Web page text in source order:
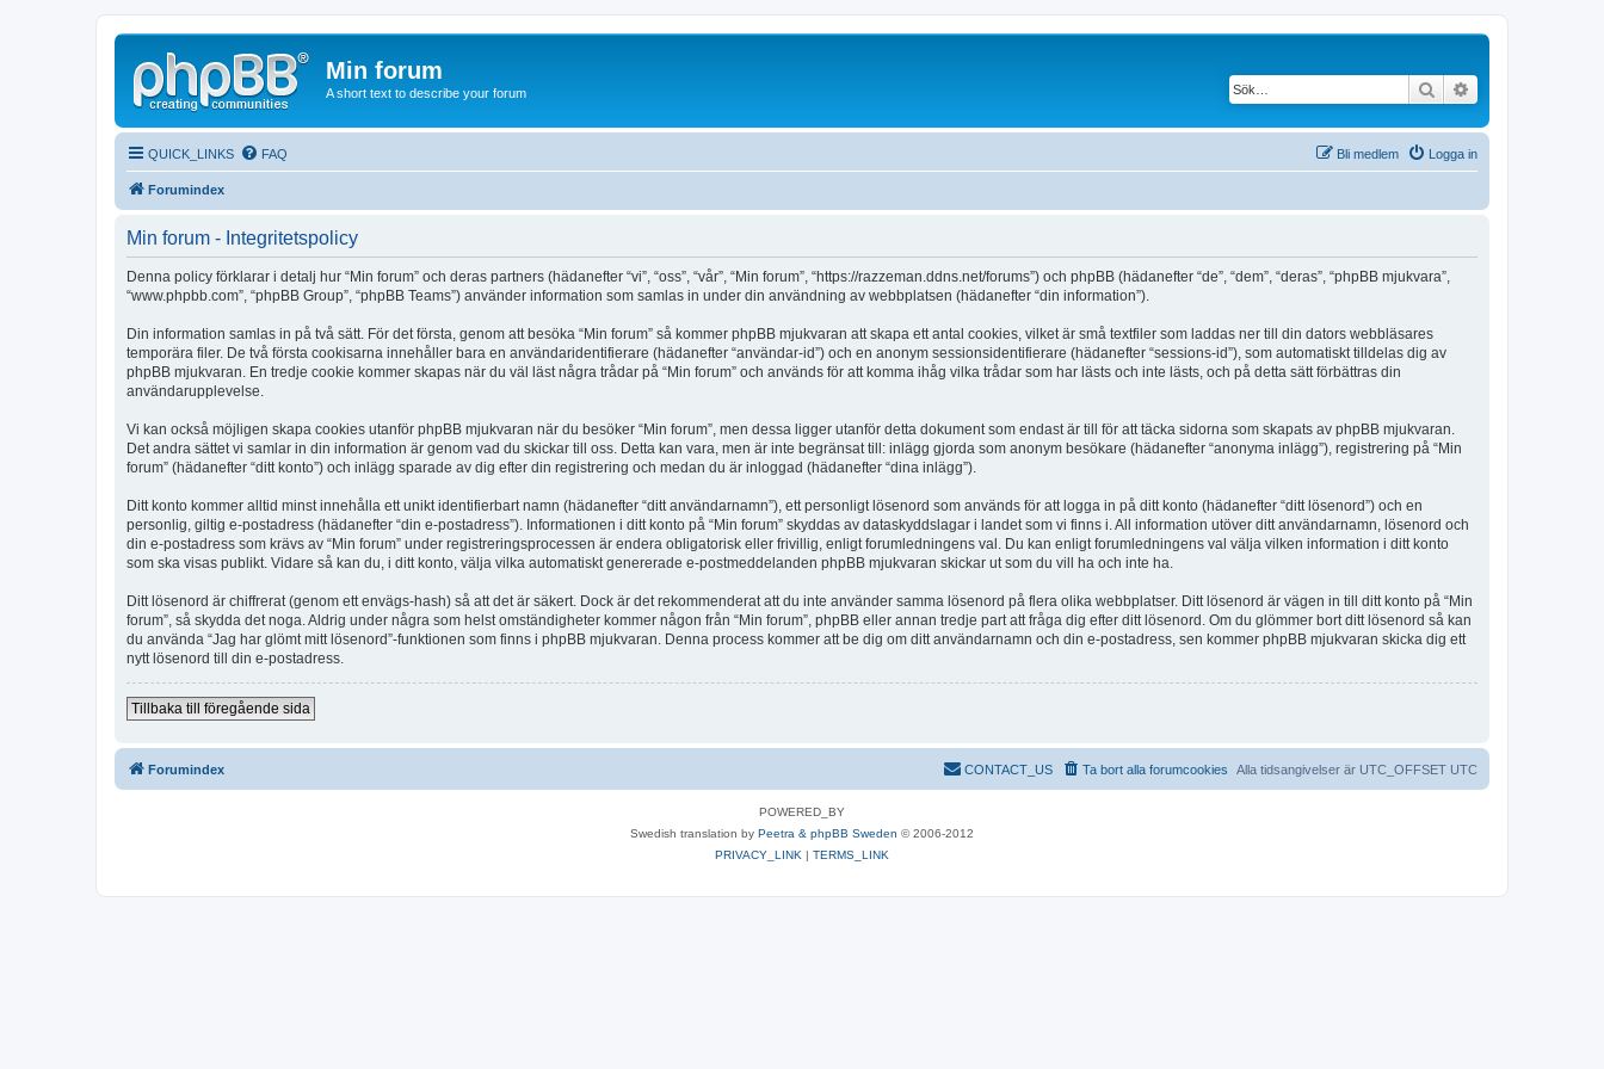
Min forum
A short text to describe your forum Sök
QUICK_LINKS FAQ Logga in
Bli medlem
Forumindex
Min forum - Integritetspolicy
Denna policy förklarar i detalj hur “Min forum” och deras partners (hädanefter “vi”, “oss”, “vår”, “Min forum”, “https://razzeman.ddns.net/forums”) och phpBB (hädanefter “de”, “dem”, “deras”, “phpBB mjukvara”,
“www.phpbb.com”, “phpBB Group”, “phpBB Teams”) använder information som samlas in under din användning av webbplatsen (hädanefter “din information”).
Din information samlas in på två sätt. För det första, genom att besöka “Min forum” så kommer phpBB mjukvaran att skapa ett antal cookies, vilket är små textfiler som laddas ner till din dators webbläsares
temporära filer. De två första cookisarna innehåller bara en användaridentifierare (hädanefter “användar-id”) och en anonym sessionsidentifierare (hädanefter “sessions-id”), som automatiskt tilldelas dig av
phpBB mjukvaran. En tredje cookie kommer skapas när du väl läst några trådar på “Min forum” och används för att komma ihåg vilka trådar som har lästs och inte lästs, och på detta sätt förbättras din
användarupplevelse.
Vi kan också möjligen skapa cookies utanför phpBB mjukvaran när du besöker “Min forum”, men dessa ligger utanför detta dokument som endast är till för att täcka sidorna som skapats av phpBB mjukvaran.
Det andra sättet vi samlar in din information är genom vad du skickar till oss. Detta kan vara, men är inte begränsat till: inlägg gjorda som anonym besökare (hädanefter “anonyma inlägg”), registrering på “Min
forum” (hädanefter “ditt konto”) och inlägg sparade av dig efter din registrering och medan du är inloggad (hädanefter “dina inlägg”).
Ditt konto kommer alltid minst innehålla ett unikt identifierbart namn (hädanefter “ditt användarnamn”), ett personligt lösenord som används för att logga in på ditt konto (hädanefter “ditt lösenord”) och en
personlig, giltig e-postadress (hädanefter “din e-postadress”). Informationen i ditt konto på “Min forum” skyddas av dataskyddslagar i landet som vi finns i. All information utöver ditt användarnamn, lösenord och
din e-postadress som krävs av “Min forum” under registreringsprocessen är endera obligatorisk eller frivillig, enligt forumledningens val. Du kan enligt forumledningens val välja vilken information i ditt konto
som ska visas publikt. Vidare så kan du, i ditt konto, välja vilka automatiskt genererade e-postmeddelanden phpBB mjukvaran skickar ut som du vill ha och inte ha.
Ditt lösenord är chiffrerat (genom ett envägs-hash) så att det är säkert. Dock är det rekommenderat att du inte använder samma lösenord på flera olika webbplatser. Ditt lösenord är vägen in till ditt konto på “Min
forum”, så skydda det noga. Aldrig under några som helst omständigheter kommer någon från “Min forum”, phpBB eller annan tredje part att fråga dig efter ditt lösenord. Om du glömmer bort ditt lösenord så kan
du använda “Jag har glömt mitt lösenord”-funktionen som finns i phpBB mjukvaran. Denna process kommer att be dig om ditt användarnamn och din e-postadress, sen kommer phpBB mjukvaran skicka dig ett
nytt lösenord till din e-postadress.
Tillbaka till föregående sida
Forumindex Alla tidsangivelser är UTC_OFFSET UTC
Ta bort alla forumcookies
CONTACT_US
POWERED_BY
Swedish translation by Peetra & phpBB Sweden © 2006-2012
PRIVACY_LINK | TERMS_LINK